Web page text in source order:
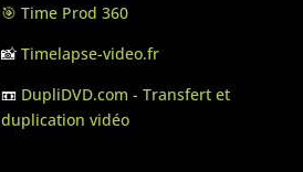
🎯 Time Prod 360
📸Timelapse-video.fr
📼 DupliDVD.com - Transfert et
duplication vidéo